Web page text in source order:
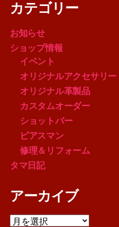
カテゴリー
お知らせ
ショップ情報
イベント
オリジナルアクセサリー
オリジナル革製品
カスタムオーダー
ショットバー
ピアスマン
修理＆リフォーム
タマ日記
アーカイブ
ア